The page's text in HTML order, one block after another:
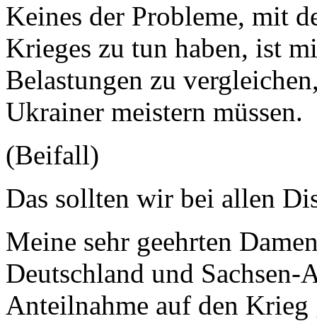
Keines der Probleme, mit
Krieges zu tun haben, ist
Belastungen zu
Ukrainer meistern müssen.
(Beifall)
Das sollten wir bei allen
Meine sehr geehrten
Deutschland und
Anteilnahme auf den